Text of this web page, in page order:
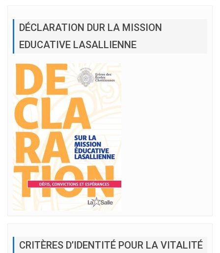
DÉCLARATION DUR LA MISSION
EDUCATIVE LASALLIENNE
CRITÈRES D’IDENTITÉ POUR LA VITALITÉ